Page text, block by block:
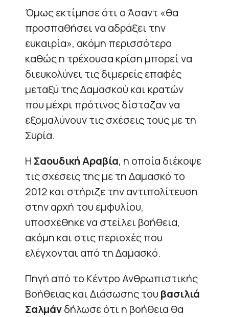
Όμως εκτίμησε ότι ο Άσαντ «θα
προσπαθήσει να αδράξει την
ευκαιρία», ακόμη περισσότερο
καθώς η τρέχουσα κρίση μπορεί να
διευκολύνει τις διμερείς επαφές
μεταξύ της Δαμασκού και κρατών
που μέχρι πρότινος δίσταζαν να
εξομαλύνουν τις σχέσεις τους με τη
Συρία.
Η Σαουδική Αραβία, η οποία διέκοψε
τις σχέσεις της με τη Δαμασκό το
2012 και στήριζε την αντιπολίτευση
στην αρχή του εμφυλίου,
υποσχέθηκε να στείλει βοήθεια,
ακόμη και στις περιοχές που
ελέγχονται από τη Δαμασκό.
Πηγή από το Κέντρο Ανθρωπιστικής
Βοήθειας και Διάσωσης του βασιλιά
Σαλμάνδήλωσε ότι η βοήθεια θα